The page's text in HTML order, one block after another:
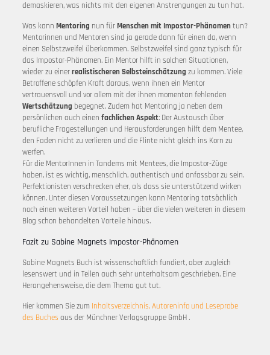
demaskieren, was nichts mit den eigenen Anstrengungen zu tun hat.
Was kann Mentoring nun fürMenschen mit Impostor-Phänomentun?
Mentorinnen und Mentoren sind ja gerade dann für einen da, wenn
einen Selbstzweifel überkommen. Selbstzweifel sind ganz typisch für
das Impostor-Phänomen. Ein Mentor hilft in solchen Situationen,
wieder zu einerrealistischeren Selbsteinschätzung zu kommen. Viele
Betroffene schöpfen Kraft daraus, wenn ihnen ein Mentor
vertrauensvoll und vor allem mit der ihnen momentan fehlenden
Wertschätzung begegnet. Zudem hat Mentoring ja neben dem
persönlichen auch einen fachlichen Aspekt: Der Austausch über
berufliche Fragestellungen und Herausforderungen hilft dem Mentee,
den Faden nicht zu verlieren und die Flinte nicht gleich ins Korn zu
werfen.
Für die MentorInnen in Tandems mit Mentees, die Impostor-Züge
haben, ist es wichtig, menschlich, authentisch und anfassbar zu sein.
Perfektionisten verschrecken eher, als dass sie unterstützend wirken
können. Unter diesen Voraussetzungen kann Mentoring tatsächlich
noch einen weiteren Vorteil haben – über die vielen weiteren in diesem
Blog schon behandelten Vorteile hinaus.
Fazit zu Sabine Magnets Impostor-Phänomen
Sabine Magnets Buch ist wissenschaftlich fundiert, aber zugleich
lesenswert und in Teilen auch sehr unterhaltsam geschrieben. Eine
Herangehensweise, die dem Thema gut tut.
Hier kommen Sie zum Inhaltsverzeichnis, Autoreninfo und Leseprobe
des Buches aus der Münchner Verlagsgruppe GmbH .